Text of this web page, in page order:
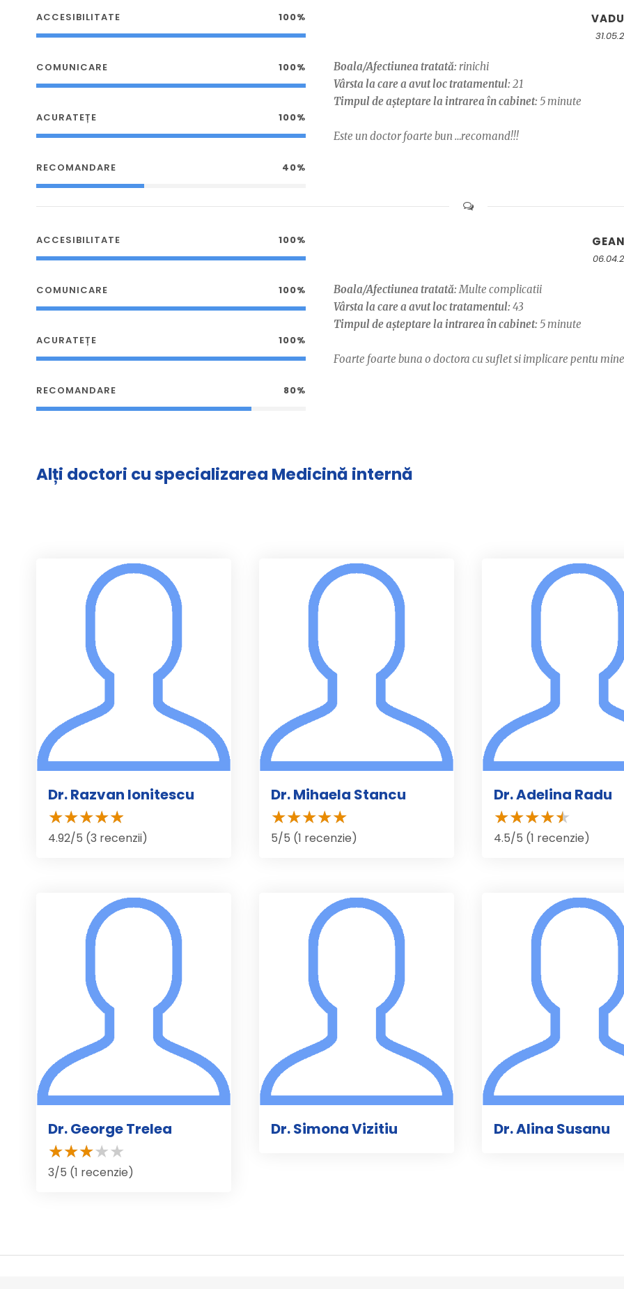
ACCESIBILITATE 100%
COMUNICARE 100%
ACURATEȚE 100%
RECOMANDARE 40%
Boala/Afectiunea tratată: rinichi
Vârsta la care a avut loc tratamentul: 21
Timpul de așteptare la intrarea în cabinet: 5 minute
Este un doctor foarte bun …recomand!!!
ACCESIBILITATE 100%
COMUNICARE 100%
ACURATEȚE 100%
RECOMANDARE 80%
Boala/Afectiunea tratată:Multe complicatii
Vârsta la care a avut loc tratamentul: 43
Timpul de așteptare la intrarea în cabinet: 5 minute
Foarte foarte buna o doctora cu suflet si implicare pentu
Alți doctori cu specializarea Medicină internă
Dr. Razvan Ionitescu
4.92/5 (3 recenzii)
Dr. Mihaela Stancu
5/5 (1 recenzie)
Dr. Adelina Radu
4.5/5 (1 recenzie)
Dr. George Trelea
3/5 (1 recenzie)
Dr. Simona Vizitiu Dr. Alina Susanu